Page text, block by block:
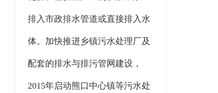
排入市政排水管道或直接排入水
体。加快推进乡镇污水处理厂及
配套的排水与排污管网建设，
2015年启动熊口中心镇等污水处